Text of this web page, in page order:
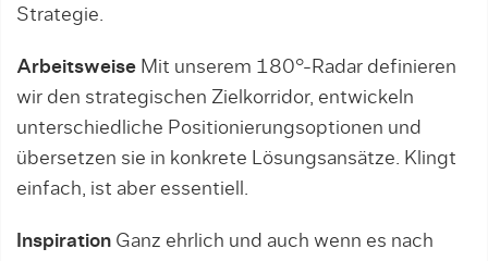
Strategie.
Arbeitsweise Mit unserem 180°-Radar definieren
wir den strategischen Zielkorridor, entwickeln
unterschiedliche Positionierungsoptionen und
übersetzen sie in konkrete Lösungsansätze. Klingt
einfach, ist aber essentiell.
Inspiration Ganz ehrlich und auch wenn es nach